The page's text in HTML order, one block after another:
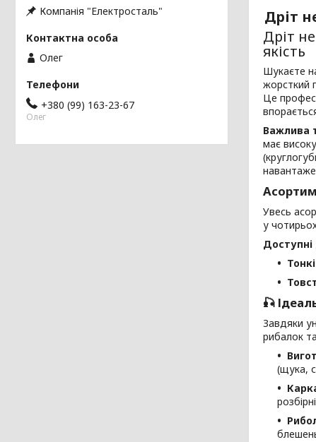
Дріт
Дріт
якість
Шукаєте
жорсткий
Це
Важлива
має
Увесь
у
Доступні
🎣
Завдяки
рибалок
(щука,
Компанія "Електросталь"
Олег
+380 (99) 163-23-67
Олег